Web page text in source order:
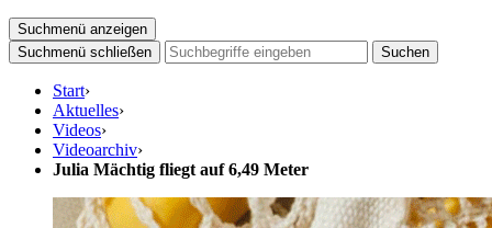
Suchmenü anzeigen
Suchmenü schließen
Suchen
Start›
Aktuelles›
Videos›
Videoarchiv›
Julia Mächtig fliegt auf 6,49 Meter